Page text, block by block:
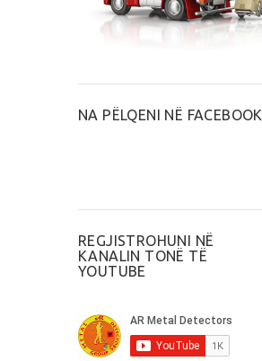
NA PËLQENI NË FACEBOOK
REGJISTROHUNI NË
KANALIN TONË TË
YOUTUBE